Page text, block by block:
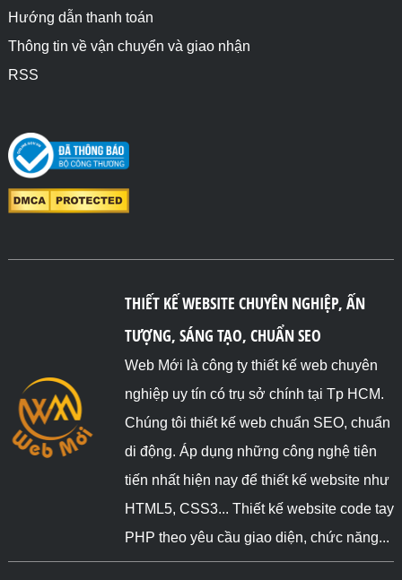
Hướng dẫn thanh toán
Thông tin về vận chuyển và giao nhận
RSS
THIẾT KẾ WEBSITE CHUYÊN NGHIỆP, ẤN
TƯỢNG, SÁNG TẠO, CHUẨN SEO
Web Mới là công ty thiết kế web chuyên
nghiệp uy tín có trụ sở chính tại Tp HCM.
Chúng tôi thiết kế web chuẩn SEO, chuẩn
di động. Áp dụng những công nghệ tiên
tiến nhất hiện nay để thiết kế website như
HTML5, CSS3... Thiết kế website code tay
PHP theo yêu cầu giao diện, chức năng...